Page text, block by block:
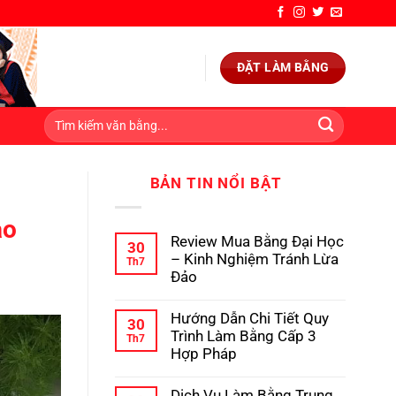
ĐẶT LÀM BẰNG
BẢN TIN NỔI BẬT
30
Th7
Review Mua Bằng Đại Học
– Kinh Nghiệm Tránh Lừa
Đảo
bình
luận
ở
Review
30
Th7
Hướng Dẫn Chi Tiết Quy
Trình Làm Bằng Cấp 3
Hợp Pháp